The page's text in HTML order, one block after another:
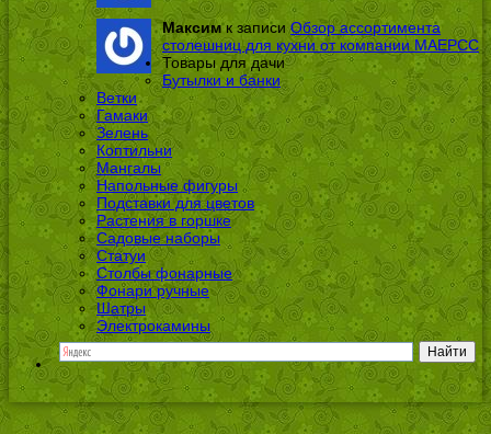
Максимк записиОбзор ассортимента
столешниц для кухни от компании МАЕРСС
Товары для дачи
Бутылки и банки
Ветки
Гамаки
Зелень
Коптильни
Мангалы
Напольные фигуры
Подставки для цветов
Растения в горшке
Садовые наборы
Статуи
Столбы фонарные
Фонари ручные
Шатры
Электрокамины